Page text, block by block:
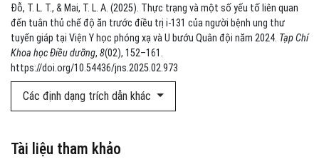
Đỗ, T. L. T., & Mai, T. L. A. (2025). Thực trạng và một số yếu tố liên quan
đến tuân thủ chế độ ăn trước điều trị i-131 của người bệnh ung thư
tuyến giáp tại Viện Y học phóng xạ và U bướu Quân đội năm 2024. Tạp Chí
Khoa học Điều dưỡng, 8(02), 152–161.
https://doi.org/10.54436/jns.2025.02.973
Các định dạng trích dẫn khác
Tài liệu tham khảo